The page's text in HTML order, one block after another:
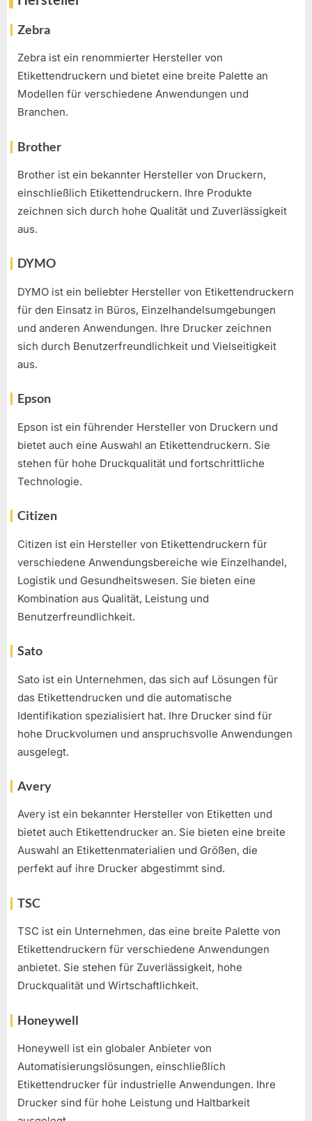
Zebra
Zebra ist ein renommierter Hersteller von
Etikettendruckern und bietet eine breite Palette an
Modellen für verschiedene Anwendungen und
Branchen.
Brother
Brother ist ein bekannter Hersteller von Druckern,
einschließlich Etikettendruckern. Ihre Produkte
zeichnen sich durch hohe Qualität und Zuverlässigkeit
aus.
DYMO
DYMO ist ein beliebter Hersteller von Etikettendruckern
für den Einsatz in Büros, Einzelhandelsumgebungen
und anderen Anwendungen. Ihre Drucker zeichnen
sich durch Benutzerfreundlichkeit und Vielseitigkeit
aus.
Epson
Epson ist ein führender Hersteller von Druckern und
bietet auch eine Auswahl an Etikettendruckern. Sie
stehen für hohe Druckqualität und fortschrittliche
Technologie.
Citizen
Citizen ist ein Hersteller von Etikettendruckern für
verschiedene Anwendungsbereiche wie Einzelhandel,
Logistik und Gesundheitswesen. Sie bieten eine
Kombination aus Qualität, Leistung und
Benutzerfreundlichkeit.
Sato
Sato ist ein Unternehmen, das sich auf Lösungen für
das Etikettendrucken und die automatische
Identifikation spezialisiert hat. Ihre Drucker sind für
hohe Druckvolumen und anspruchsvolle Anwendungen
ausgelegt.
Avery
Avery ist ein bekannter Hersteller von Etiketten und
bietet auch Etikettendrucker an. Sie bieten eine breite
Auswahl an Etikettenmaterialien und Größen, die
perfekt auf ihre Drucker abgestimmt sind.
TSC
TSC ist ein Unternehmen, das eine breite Palette von
Etikettendruckern für verschiedene Anwendungen
anbietet. Sie stehen für Zuverlässigkeit, hohe
Druckqualität und Wirtschaftlichkeit.
Honeywell
Honeywell ist ein globaler Anbieter von
Automatisierungslösungen, einschließlich
Etikettendrucker für industrielle Anwendungen. Ihre
Drucker sind für hohe Leistung und Haltbarkeit